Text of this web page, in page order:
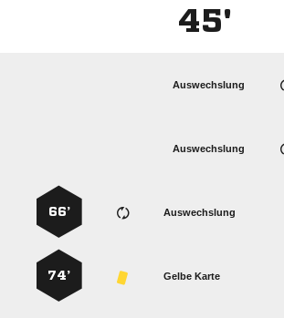
45'
Auswechslung
Auswechslung
Auswechslung
66’
Gelbe Karte
74’